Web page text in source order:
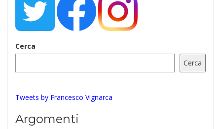
Cerca
Cerca
Tweets by Francesco Vignarca
Argomenti